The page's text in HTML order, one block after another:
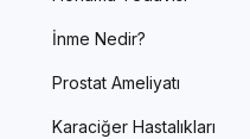
İnme Nedir?
Prostat Ameliyatı
Karaciğer Hastalıkları